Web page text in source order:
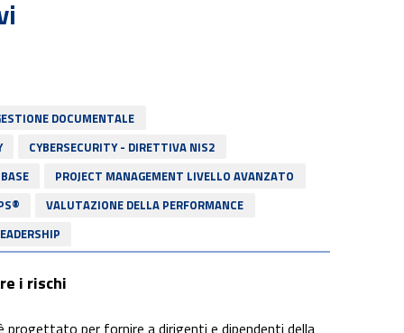
working e
Time stress e del
DOCUMENTALE
CYBERSECURITY - DIRETTIVA NIS2
PROJECT MANAGEMENT LIVELLO AVANZATO
VALUTAZIONE DELLA PERFORMANCE
i rischi
progettato per fornire a dirigenti e dipendenti della